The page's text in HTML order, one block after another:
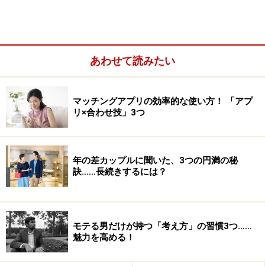
いるでしょう。しかし、お互いの信頼を増やしていくこ
とによって、浮気の可能性を減らすことはできます。
浮気をする人は引き寄せられる
前述したことと似ていますが、やはりパートナーは似た
は隠れて色々な人と付き合いたい」「バレなきゃOK！」
と考えているようであれば、パートナーも同じように考
あわせて読みたい
マッチングアプリの効率的な使い方！ 「アプ
リ×合わせ技」3つ
年の差カップルに聞いた、3つの円満の秘
訣……長続きするには？
モテる男だけが持つ「考え方」の習慣3つ……
魅力を高める！